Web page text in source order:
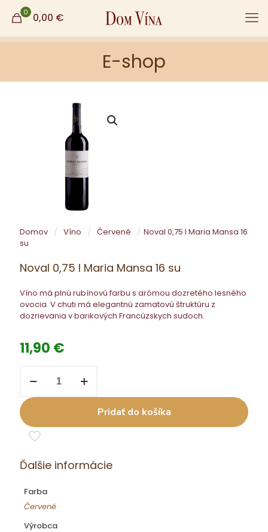
0 0,00 €
E-shop
Domov / Víno / Červené / Noval 0,75 l Maria Mansa 16
su
Noval 0,75 l Maria Mansa 16 su
Víno má plnú rubínovú farbu s arómou dozretého lesného
ovocia. V chuti má elegantnú zamatovú štruktúru z
dozrievania v barikových Francúzskych sudoch.
11,90 €
Noval
l
Maria
Mansa
Pridať do košíka
Ďalšie informácie
Farba
Červené
Výrobca